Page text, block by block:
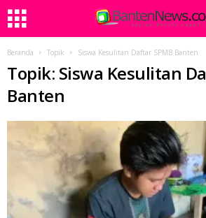
Beranda Topik Siswa Kesulitan Daftar SPMB Banten
Topik: Siswa Kesulitan
Banten